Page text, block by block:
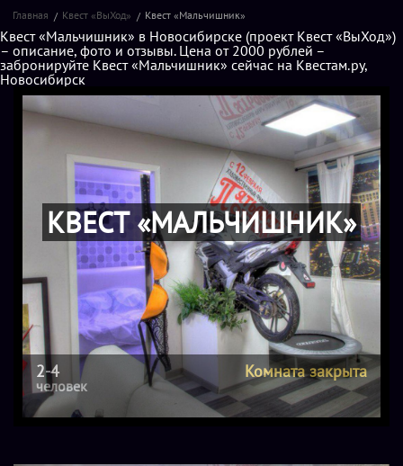
Главная Квест «ВыХод» Квест «Мальчишник»
Квест «Мальчишник» в Новосибирске (проект Квест «ВыХод»)
– описание, фото и отзывы. Цена от 2000 рублей –
забронируйте Квест «Мальчишник» сейчас на Квестам.ру,
Новосибирск
КВЕСТ «МАЛЬЧИШНИК»
2-4
человек
Комната закрыта